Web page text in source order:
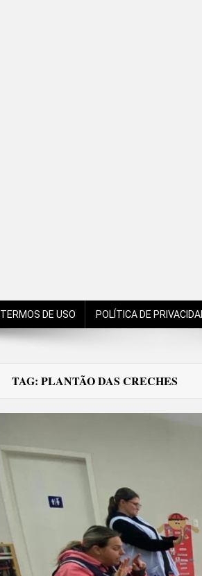
TERMOS DE USO POLÍTICA DE
TAG: PLANTÃO DAS CRECHES